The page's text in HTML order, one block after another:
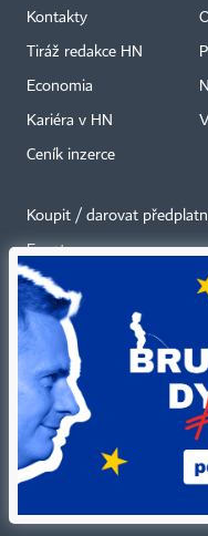
Kontakty
Tiráž redakce HN
Economia
Kariéra v HN
Ceník inzerce
Koupit / darovat
Eventy
Newslettery
RSS kanály
Autorská práva vykonává
zakázáno jakékoli užití částí
jakýmkoli způsobem,
jiném jazyce. Bez souhlasu
obsahu pro účely